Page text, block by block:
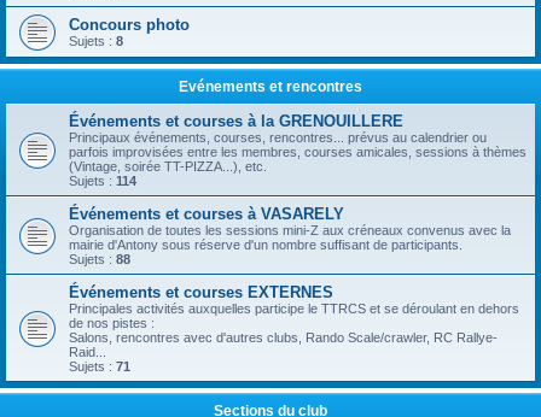
Concours photo
Sujets : 8
Evénements et rencontres
Événements et courses à la GRENOUILLERE
Principaux événements, courses, rencontres... prévus au calendrier ou
parfois improvisées entre les membres, courses amicales, sessions à thèmes
(Vintage, soirée TT-PIZZA...), etc.
Sujets : 114
Événements et courses à VASARELY
Organisation de toutes les sessions mini-Z aux créneaux convenus avec la
mairie d'Antony sous réserve d'un nombre suffisant de participants.
Sujets : 88
Événements et courses EXTERNES
Principales activités auxquelles participe le TTRCS et se déroulant en dehors
de nos pistes :
Salons, rencontres avec d'autres clubs, Rando Scale/crawler, RC Rallye-
Raid...
Sujets : 71
Sections du club